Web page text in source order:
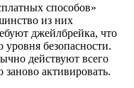
способов»
из них
джейлбрейка, что
безопасности.
действуют всего
активировать.